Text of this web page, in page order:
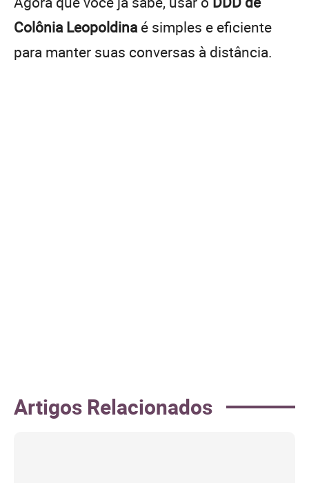
Colônia Leopoldina é simples e eficiente
para manter suas conversas à distância.
Artigos Relacionados